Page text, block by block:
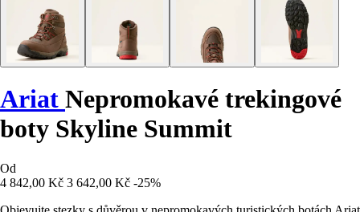
Ariat Nepromokavé trekingové
boty Skyline Summit
Od
4 842,00 Kč 3 642,00 Kč -25%